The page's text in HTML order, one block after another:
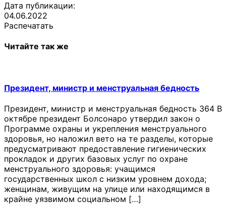
Дата публикации:
04.06.2022
Распечатать
Читайте так же
Президент, министр и менструальная бедность
Президент, министр и менструальная бедность 364 В
октябре президент Болсонаро утвердил закон о
Программе охраны и укрепления менструального
здоровья, но наложил вето на те разделы, которые
предусматривают предоставление гигиенических
прокладок и других базовых услуг по охране
менструального здоровья: учащимся
государственных школ с низким уровнем дохода;
женщинам, живущим на улице или находящимся в
крайне уязвимом социальном […]